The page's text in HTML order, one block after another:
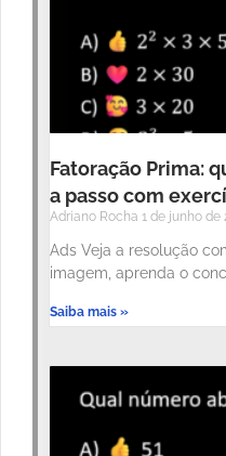
Fatoração Prima:
a passo com
Adriano Rocha 1 de junho de
Ads Veja a resolução
imagem, aprenda o
Saiba mais »